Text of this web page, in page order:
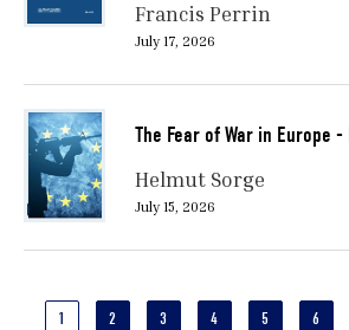
Francis Perrin
July 17, 2026
The Fear of War in Europe -
Helmut Sorge
July 15, 2026
CURRENT
1 PAGE
2 PAGE
3 PAGE
4 PAGE
5 PAGE
6